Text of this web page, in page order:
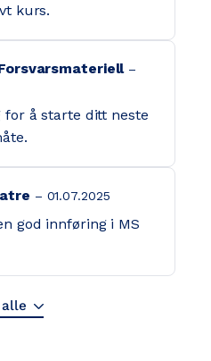
kurs.
for å starte ditt neste
01.07.2025
god innføring i MS